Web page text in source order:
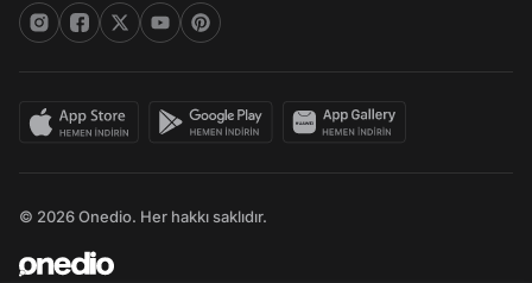
© 2026 Onedio. Her hakkı saklıdır.